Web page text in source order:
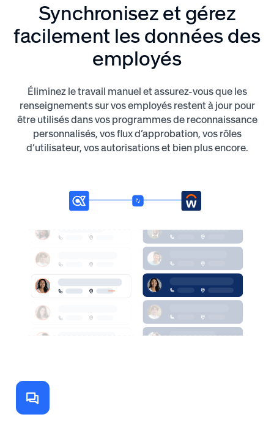
Synchronisez et gérez
facilement les données des
employés
Éliminez le travail manuel et assurez-vous que les
renseignements sur vos employés restent à jour pour
être utilisés dans vos programmes de reconnaissance
personnalisés, vos flux d’approbation, vos rôles
d’utilisateur, vos autorisations et bien plus encore.